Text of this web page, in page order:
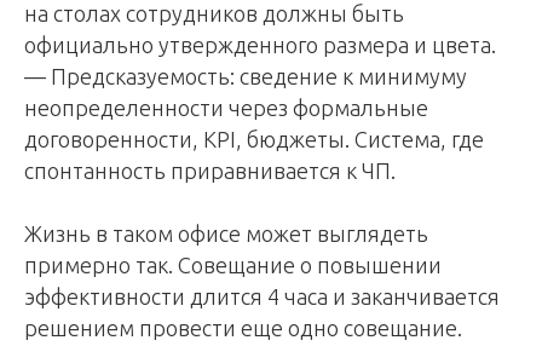
на столах сотрудников должны быть
официально утвержденного размера и цвета.
— Предсказуемость: сведение к минимуму
неопределенности через формальные
договоренности, KPI, бюджеты. Система, где
спонтанность приравнивается к ЧП.
Жизнь в таком офисе может выглядеть
примерно так. Совещание о повышении
эффективности длится 4 часа и заканчивается
решением провести еще одно совещание.